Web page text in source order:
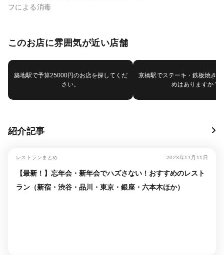
フによる消毒
このお店に雰囲気が近い店舗
築地駅で予算25000円のお店を探してくだ
さい。
京橋駅でステーキ・鉄板焼き
めはありますか？
紹介記事
レストランまとめ 2023年11月11日
【最新！】忘年会・新年会でハズさない！おすすめのレスト
ラン（新宿・渋谷・品川・東京・銀座・六本木ほか）